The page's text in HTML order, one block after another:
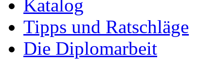
Ihre Arbeit hochladen
Ihre Hausarbeit /